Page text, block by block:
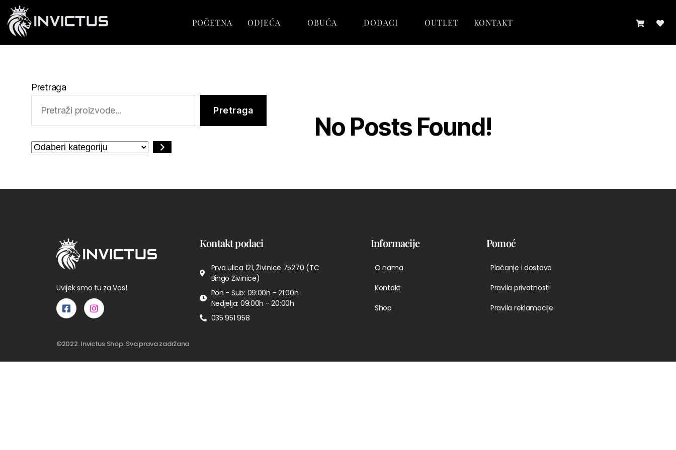
POČETNA ODJEĆA OBUĆA DODACI OUTLET KONTAKT
Pretraga
Pretraga
No Posts Found!
Uvijek smo tu za Vas!
Kontakt podaci
Prva ulica 121, Živinice 75270 (TC
Bingo Živinice)
Pon - Sub: 09:00h - 21:00h
Nedjelja: 09:00h - 20:00h
035 951 958
Informacije
O nama
Kontakt
Shop
Pomoć
Plaćanje i dostava
Pravila privatnosti
Pravila reklamacije
©2022. Invictus Shop. Sva prava zadržana